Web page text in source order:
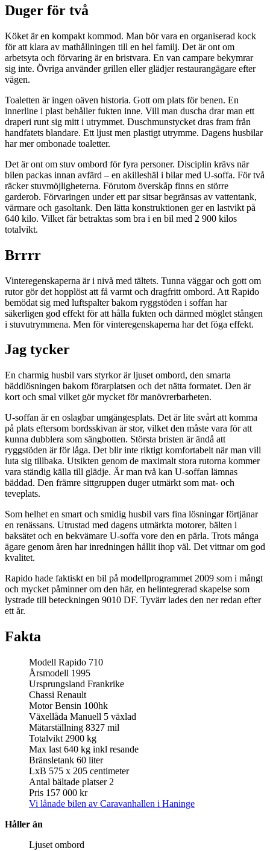
Duger för två
Köket är en kompakt kommod. Man bör vara en organiserad kock
för att klara av mathållningen till en hel familj. Det är ont om
arbetsyta och förvaring är en bristvara. En van campare bekymrar
sig inte. Övriga använder grillen eller glädjer restaurangägare efter
vägen.
Toaletten är ingen oäven historia. Gott om plats för benen. En
innerline i plast behåller fukten inne. Vill man duscha drar man ett
draperi runt sig mitt i utrymmet. Duschmunstycket dras fram från
handfatets blandare. Ett ljust men plastigt utrymme. Dagens husbilar
har mer ombonade toaletter.
Det är ont om stuv ombord för fyra personer. Disciplin krävs när
bilen packas innan avfärd – en akilleshäl i bilar med U-soffa. För två
räcker stuvmöjligheterna. Förutom överskåp finns en större
garderob. Förvaringen under ett par sitsar begränsas av vattentank,
värmare och gasoltank. Den lätta konstruktionen ger en lastvikt på
640 kilo. Vilket får betraktas som bra i en bil med 2 900 kilos
totalvikt.
Brrrr
Vinteregenskaperna är i nivå med tältets. Tunna väggar och gott om
rutor gör det hopplöst att få varmt och dragfritt ombord. Att Rapido
bemödat sig med luftspalter bakom ryggstöden i soffan har
säkerligen god effekt för att hålla fukten och därmed möglet stången
i stuvutrymmena. Men för vinteregenskaperna har det föga effekt.
Jag tycker
En charmig husbil vars styrkor är ljuset ombord, den smarta
bäddlösningen bakom förarplatsen och det nätta formatet. Den är
kort och smal vilket gör mycket för manövrerbarheten.
U-soffan är en oslagbar umgängesplats. Det är lite svårt att komma
på plats eftersom bordsskivan är stor, vilket den måste vara för att
kunna dubblera som sängbotten. Största bristen är ändå att
ryggstöden är för låga. Det blir inte riktigt komfortabelt när man vill
luta sig tillbaka. Utsikten genom de maximalt stora rutorna kommer
vara ständig källa till glädje. Är man två kan U-soffan lämnas
bäddad. Den främre sittgruppen duger utmärkt som mat- och
teveplats.
Som helhet en smart och smidig husbil vars fina lösningar förtjänar
en renässans. Utrustad med dagens utmärkta motorer, bälten i
baksätet och en bekvämare U-soffa vore den en pärla. Trots många
ägare genom åren har inredningen hållit ihop väl. Det vittnar om god
kvalitet.
Rapido hade faktiskt en bil på modellprogrammet 2009 som i mångt
och mycket påminner om den här, en helintegrerad skapelse som
lystrade till beteckningen 9010 DF. Tyvärr lades den ner redan efter
ett år.
Fakta
Modell Rapido 710
Årsmodell 1995
Ursprungsland Frankrike
Chassi Renault
Motor Bensin 100hk
Växellåda Manuell 5 växlad
Mätarställning 8327 mil
Totalvikt 2900 kg
Max last 640 kg inkl resande
Bränsletank 60 liter
LxB 575 x 205 centimeter
Antal bältade platser 2
Pris 157 000 kr
Vi lånade bilen av Caravanhallen i Haninge
Håller än
Ljuset ombord